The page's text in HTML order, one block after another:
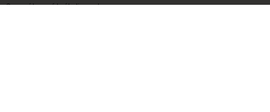
Személyes átvételi pont